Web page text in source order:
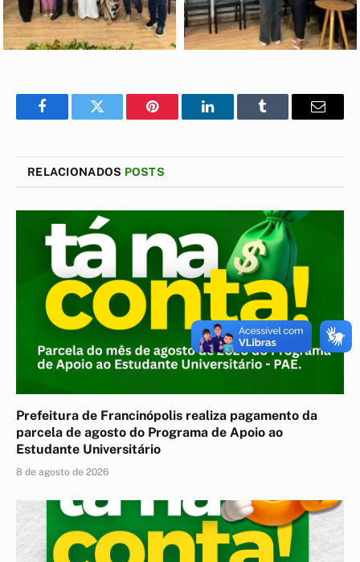
FacebookTwitter Pinterest LinkedInTumblr
E-
RELACIONADOS POSTS
Prefeitura de Francinópolis realiza pagamento da
parcela de agosto do Programa de Apoio ao
Estudante Universitário
8 de agosto de 2026